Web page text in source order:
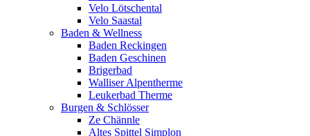
Velo Lötschental
Velo Saastal
Baden & Wellness
Baden Reckingen
Baden Geschinen
Brigerbad
Walliser Alpentherme
Leukerbad Therme
Burgen & Schlösser
Ze Chännle
Altes Spittel Simplon